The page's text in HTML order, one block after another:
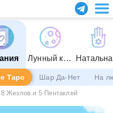
Лунный календарь
Таро Шар Да-Нет На
8 Жезлов и 5 Пентаклей